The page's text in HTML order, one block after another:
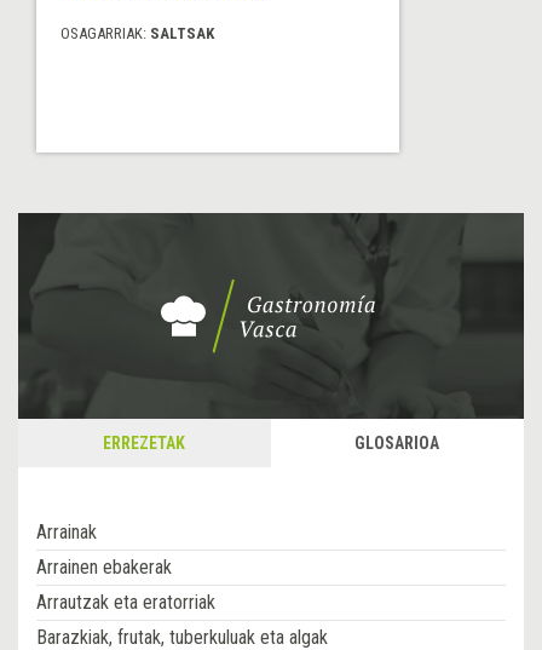
OSAGARRIAK: SALTSAK
ERREZETAK GLOSARIOA
Arrainak
Arrainen ebakerak
Arrautzak eta eratorriak
Barazkiak, frutak, tuberkuluak eta algak